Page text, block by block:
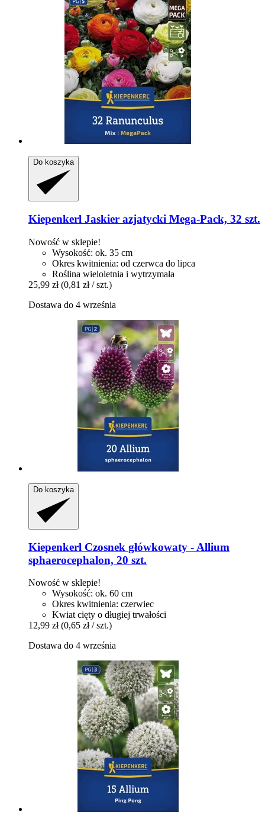
Do koszyka
Kiepenkerl Jaskier azjatycki Mega-​Pack, 32 szt.
Nowość w sklepie!
Wysokość: ok. 35 cm
Okres kwitnienia: od czerwca do lipca
Roślina wieloletnia i wytrzymała
25,99 zł (0,81 zł / szt.)
Dostawa do 4 września
Do koszyka
Kiepenkerl Czosnek główkowaty -​ Allium
sphaerocephalon, 20 szt.
Nowość w sklepie!
Wysokość: ok. 60 cm
Okres kwitnienia: czerwiec
Kwiat cięty o długiej trwałości
12,99 zł (0,65 zł / szt.)
Dostawa do 4 września